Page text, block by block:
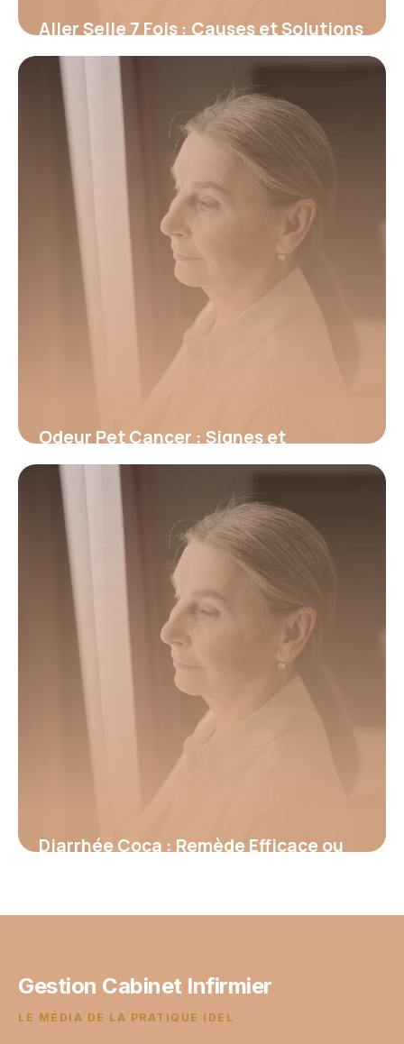
Aller Selle 7 Fois : Causes et Solutions
2026
13 juin 2026
Odeur Pet Cancer : Signes et
Prévention
12 juin 2026
Diarrhée Coca : Remède Efficace ou
Gestion Cabinet Infirmier
LE MÉDIA DE LA PRATIQUE IDEL